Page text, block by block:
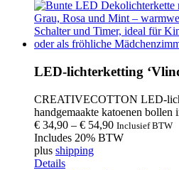
LED-lichterketting
CREATIVECOTTON LED-
handgemaakte katoenen
€ 34,90 – € 54,90 Inclusief BTW
Includes 20% BTW
plus shipping
Details